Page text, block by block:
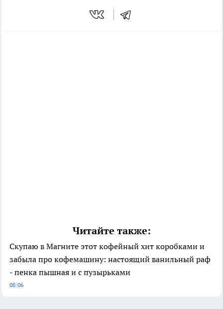
Читайте также:
Скупаю в Магните этот кофейный хит коробками и
забыла про кофемашину: настоящий ванильный раф
- пенка пышная и с пузырьками
08:06